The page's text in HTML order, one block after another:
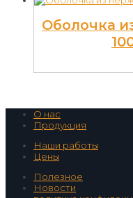
Оболочка
О нас
Продукция
Наши работы
Цены
Полезное
Новости